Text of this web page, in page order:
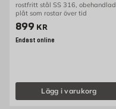
rostfritt stål SS 316, obehandlad
plåt som rostar över tid
Pris 899 kr
899 KR
Endast online
Lägg i varukorg